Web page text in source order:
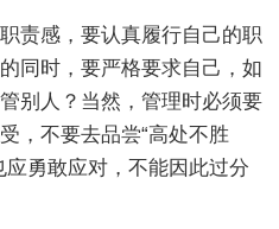
责感，要认真履行自己的职
同时，要严格要求自己，如
别人？当然，管理时必须要
，不要去品尝“高处不胜
勇敢应对，不能因此过分